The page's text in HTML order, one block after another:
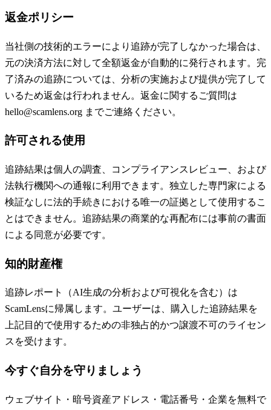
返金ポリシー
当社側の技術的エラーにより追跡が完了しなかった場合は、
元の決済方法に対して全額返金が自動的に発行されます。完
了済みの追跡については、分析の実施および提供が完了して
いるため返金は行われません。返金に関するご質問は
hello@scamlens.org までご連絡ください。
許可される使用
追跡結果は個人の調査、コンプライアンスレビュー、および
法執行機関への通報に利用できます。独立した専門家による
検証なしに法的手続きにおける唯一の証拠として使用するこ
とはできません。追跡結果の商業的な再配布には事前の書面
による同意が必要です。
知的財産権
追跡レポート（AI生成の分析および可視化を含む）は
ScamLensに帰属します。ユーザーは、購入した追跡結果を
上記目的で使用するための非独占的かつ譲渡不可のライセン
スを受けます。
今すぐ自分を守りましょう
ウェブサイト・暗号資産アドレス・電話番号・企業を無料で